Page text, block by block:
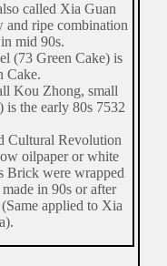
called Xia Guan
and ripe combination
mid 90s.
(73 Green Cake) is
Cake.
Kou Zhong, small
the early 80s 7532
Cultural Revolution
oilpaper or white
Brick were wrapped
in 90s or after
applied to Xia